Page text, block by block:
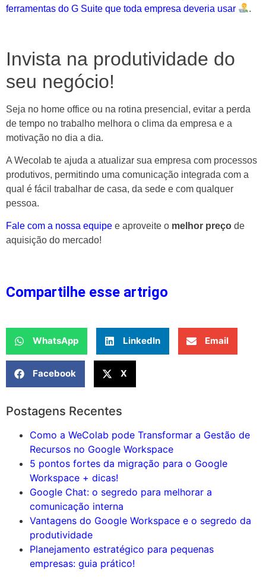
ferramentas do G Suite que toda empresa deveria usar
.
Invista na produtividade do
seu negócio!
Seja no home office ou na rotina presencial, evitar a perda
de tempo no trabalho melhora o clima da empresa e a
motivação no dia a dia.
A Wecolab te ajuda a atualizar sua empresa com processos
produtivos, permitindo uma comunicação integrada com a
qual é fácil trabalhar de casa, da sede e com qualquer
pessoa.
Fale com a nossa equipe e aproveite o melhor preço de
aquisição do mercado!
Compartilhe esse artrigo
WhatsApp LinkedIn Email
Facebook X
Postagens Recentes
Como a WeColab pode Transformar a Gestão de
Recursos no Google Workspace
5 pontos fortes da migração para o Google
Workspace + dicas!
Google Chat: o segredo para melhorar a
comunicação interna
Vantagens do Google Workspace e o segredo da
produtividade
Planejamento estratégico para pequenas
empresas: guia prático!